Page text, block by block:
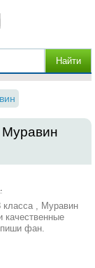
Муравин
класса , Муравин
фан.